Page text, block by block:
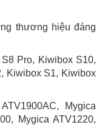
thương hiệu đáng
Pro, Kiwibox S10,
Kiwibox S1, Kiwibox
Mygica
Mygica ATV1220,